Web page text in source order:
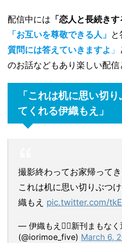
配信中には 「恋人と長続きす
「お互いを尊敬できる人」 と
質問には答えていきますよ 」
のお話などもあり楽しい配信
「これは机に思い切
てくれる伊織もえ」
撮影終わってお家帰ってき
これは机に思い切りぶつ
織もえ pic.twitter.com/
— 伊織もえ❤️‍🔥新刊まもな
(@iorimoe_five) March 6,